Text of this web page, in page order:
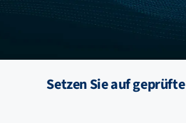
Setzen Sie auf